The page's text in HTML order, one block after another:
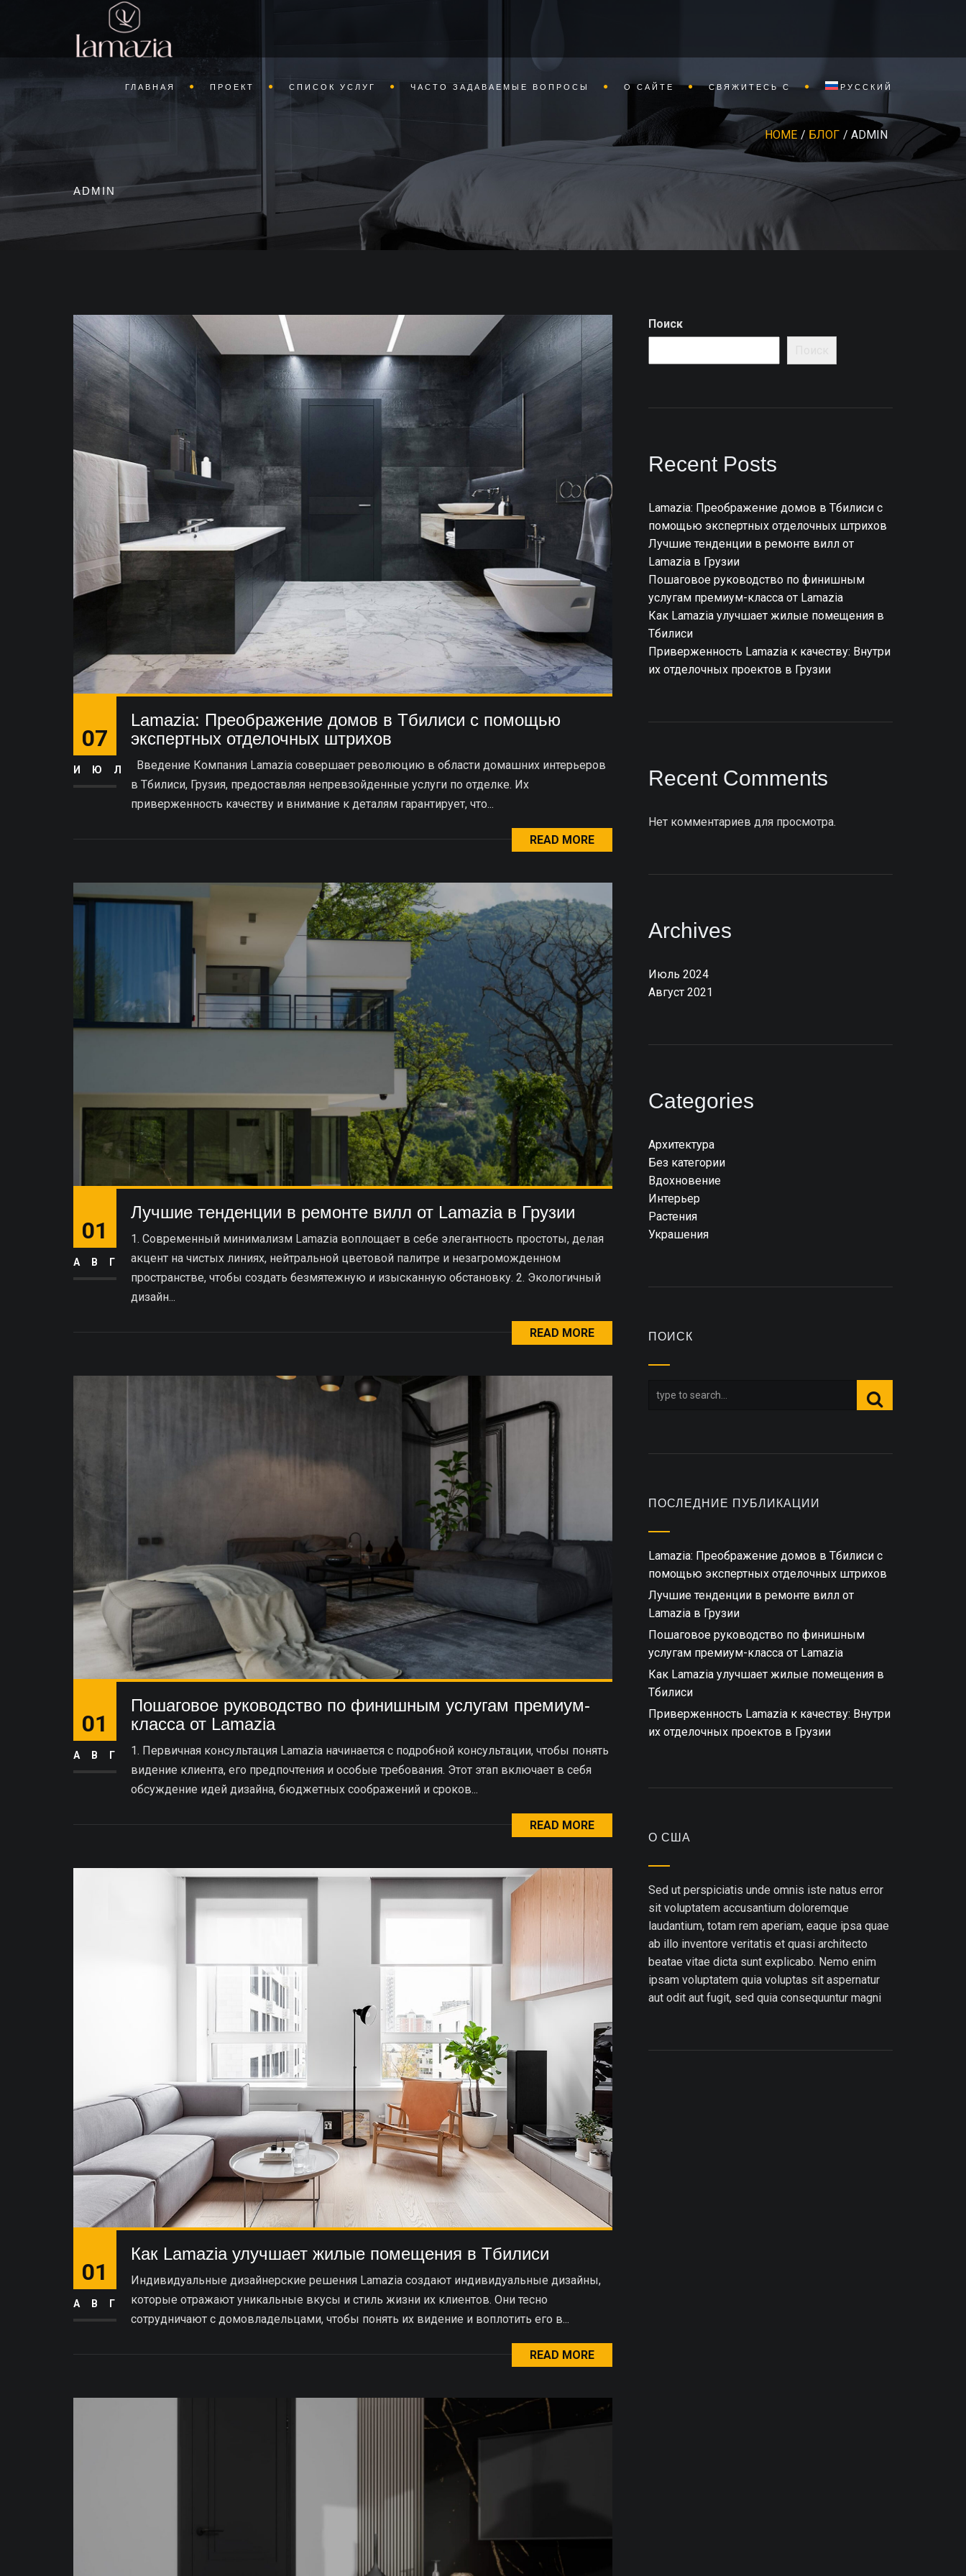
ГЛАВНАЯ ПРОЕКТ СПИСОК УСЛУГ ЧАСТО ЗАДАВАЕМЫЕ ВОПРОСЫ О САЙТЕ СВЯЖИТЕСЬ С РУССКИЙ
ADMIN
HOME БЛОГ ADMIN
07
ИЮЛ
Lamazia: Преображение домов в Тбилиси с помощью
экспертных отделочных штрихов
Введение Компания Lamazia совершает революцию в области домашних интерьеров
в Тбилиси, Грузия, предоставляя непревзойденные услуги по отделке. Их
приверженность качеству и внимание к деталям гарантирует, что...
READ MORE
01
АВГ
Лучшие тенденции в ремонте вилл от Lamazia в Грузии
1. Современный минимализм Lamazia воплощает в себе элегантность простоты, делая
акцент на чистых линиях, нейтральной цветовой палитре и незагроможденном
пространстве, чтобы создать безмятежную и изысканную обстановку. 2. Экологичный
дизайн...
READ MORE
01
АВГ
Пошаговое руководство по финишным услугам премиум-
класса от Lamazia
1. Первичная консультация Lamazia начинается с подробной консультации, чтобы понять
видение клиента, его предпочтения и особые требования. Этот этап включает в себя
обсуждение идей дизайна, бюджетных соображений и сроков...
READ MORE
01
АВГ
Как Lamazia улучшает жилые помещения в Тбилиси
Индивидуальные дизайнерские решения Lamazia создают индивидуальные дизайны,
которые отражают уникальные вкусы и стиль жизни их клиентов. Они тесно
сотрудничают с домовладельцами, чтобы понять их видение и воплотить его в...
READ MORE
Поиск
Recent Posts
Lamazia: Преображение домов в Тбилиси с
помощью экспертных отделочных штрихов
Лучшие тенденции в ремонте вилл от
Lamazia в Грузии
Пошаговое руководство по финишным
услугам премиум-класса от Lamazia
Как Lamazia улучшает жилые помещения в
Тбилиси
Приверженность Lamazia к качеству: Внутри
их отделочных проектов в Грузии
Recent Comments
Нет комментариев для просмотра.
Archives
Июль 2024
Август 2021
Categories
Архитектура
Без категории
Вдохновение
Интерьер
Растения
Украшения
ПОИСК
ПОСЛЕДНИЕ ПУБЛИКАЦИИ
Lamazia: Преображение домов в Тбилиси с
помощью экспертных отделочных штрихов
Лучшие тенденции в ремонте вилл от
Lamazia в Грузии
Пошаговое руководство по финишным
услугам премиум-класса от Lamazia
Как Lamazia улучшает жилые помещения в
Тбилиси
Приверженность Lamazia к качеству: Внутри
их отделочных проектов в Грузии
О США
Sed ut perspiciatis unde omnis iste natus error
sit voluptatem accusantium doloremque
laudantium, totam rem aperiam, eaque ipsa quae
ab illo inventore veritatis et quasi architecto
beatae vitae dicta sunt explicabo. Nemo enim
ipsam voluptatem quia voluptas sit aspernatur
aut odit aut fugit, sed quia consequuntur magni